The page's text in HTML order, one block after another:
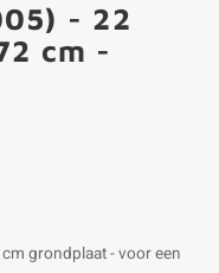
- 22
cm -
grondplaat - voor een